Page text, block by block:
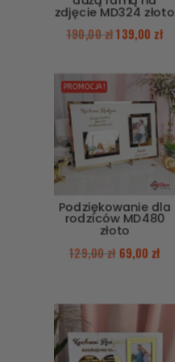
zdjęcie MD324 złoto
190,00 zł139,00 zł
PROMOCJA!
Podziękowanie dla
rodziców MD480
złoto
129,00 zł 69,00 zł